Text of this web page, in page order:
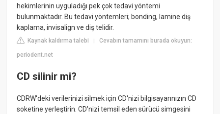
hekimlerinin uyguladığı pek çok tedavi yöntemi
bulunmaktadır. Bu tedavi yöntemleri; bonding, lamine diş
kaplama, invisalign ve diş telidir.
Kaynak kaldırma talebi |Cevabın tamamını burada okuyun:
periodent.net
CD silinir mi?
CDRW'deki verilerinizi silmek için CD'nizi bilgisayarınızın CD
soketine yerleştirin. CD'nizi temsil eden sürücü simgesini